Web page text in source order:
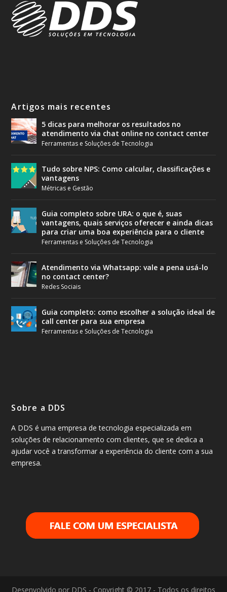
Artigos mais recentes
5 dicas para melhorar os resultados no
atendimento via chat online no contact center
Ferramentas e Soluções de Tecnologia
Tudo sobre NPS: Como calcular, classificações e
vantagens
Métricas e Gestão
Guia completo sobre URA: o que é, suas
vantagens, quais serviços oferecer e ainda dicas
para criar uma boa experiência para o cliente
Ferramentas e Soluções de Tecnologia
Atendimento via Whatsapp: vale a pena usá-lo
no contact center?
Redes Sociais
Guia completo: como escolher a solução ideal de
call center para sua empresa
Ferramentas e Soluções de Tecnologia
Sobre a DDS
A DDS é uma empresa de tecnologia especializada em
soluções de relacionamento com clientes, que se dedica a
ajudar você a transformar a experiência do cliente com a sua
empresa.
Desenvolvido por DDS - Copyright © 2017 - Todos os direitos